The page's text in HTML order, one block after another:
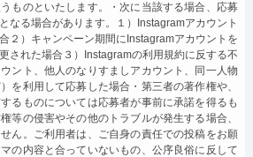
ものといたします。・次に当該する場合、応募
なる場合があります。１）Instagramアカウント
２）キャンペーン期間にInstagramアカウントを
された場合３）Instagramの利用規約に反する不
ント、他人のなりすましアカウント、同一人物
を利用して応募した場合・第三者の著作権や、
るものについては応募者が事前に承諾を得るも
等の侵害やその他のトラブルが発生する場合、
ん。ご利用者は、ご自身の責任での投稿をお願
の内容と合っていないもの、公序良俗に反して